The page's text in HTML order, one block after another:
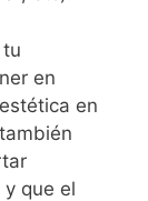
en
en
que el